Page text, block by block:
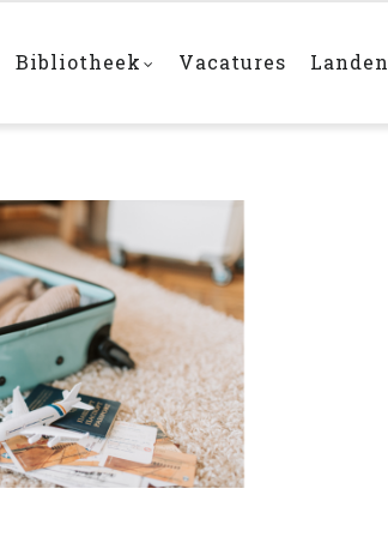
Bibliotheek Vacatures Landen